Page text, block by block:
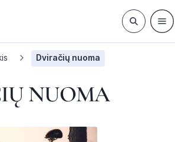
Dviračių nuoma
NUOMA